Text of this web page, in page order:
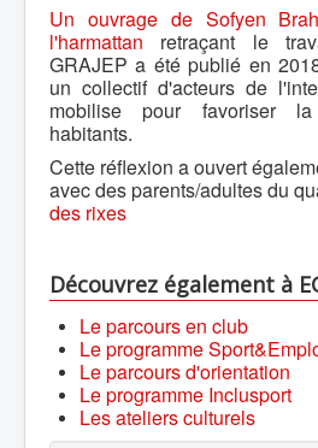
Un ouvrage de Sofyen
l'harmattan retraçant le
GRAJEP a été publié en
un collectif d'acteurs de
mobilise pour favoriser
habitants.
Cette réflexion a ouvert
avec des parents/adultes du
des rixes
Découvrez également à
Le parcours en club
Le programme
Le parcours d'orientation
Le programme Inclusport
Les ateliers culturels